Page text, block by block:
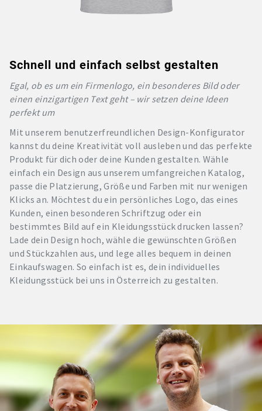
Schnell und einfach selbst gestalten
Egal, ob es um ein Firmenlogo, ein besonderes Bild oder
einen einzigartigen Text geht – wir setzen deine Ideen
perfekt um
Mit unserem benutzerfreundlichen Design-Konfigurator
kannst du deine Kreativität voll ausleben und das perfekte
Produkt für dich oder deine Kunden gestalten. Wähle
einfach ein Design aus unserem umfangreichen Katalog,
passe die Platzierung, Größe und Farben mit nur wenigen
Klicks an. Möchtest du ein persönliches Logo, das eines
Kunden, einen besonderen Schriftzug oder ein
bestimmtes Bild auf ein Kleidungsstück drucken lassen?
Lade dein Design hoch, wähle die gewünschten Größen
und Stückzahlen aus, und lege alles bequem in deinen
Einkaufswagen. So einfach ist es, dein individuelles
Kleidungsstück bei uns in Österreich zu gestalten.